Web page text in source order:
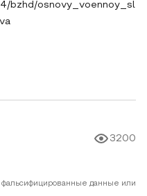
bzhd/osnovy_voennoy_sl
3200
данные или